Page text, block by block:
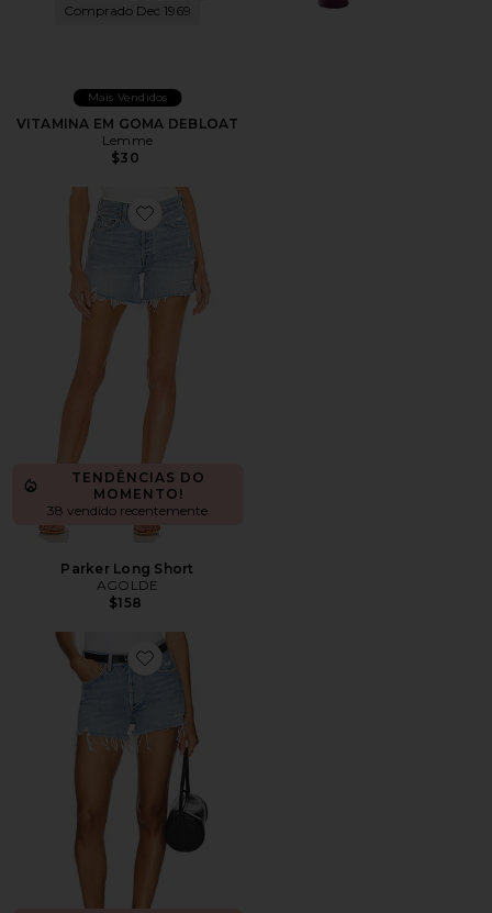
Comprado Dec 1969
Mais Vendidos
VITAMINA EM GOMA DEBLOAT
Lemme
$30
Favorite Parker Long Short
TENDÊNCIAS DO
MOMENTO!
38 vendido recentemente
Parker Long Short
AGOLDE
$158
Favorite Parker Vintage Cut Off Short